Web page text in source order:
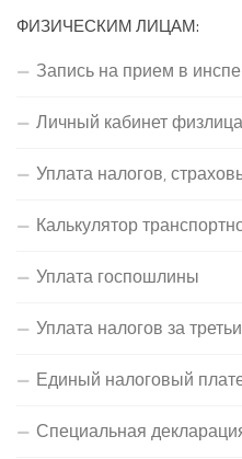
ФИЗИЧЕСКИМ ЛИЦАМ:
Запись на прием в
Личный кабинет физлица
Уплата налогов,
Калькулятор
Уплата госпошлины
Уплата налогов за
Единый налоговый
Специальная